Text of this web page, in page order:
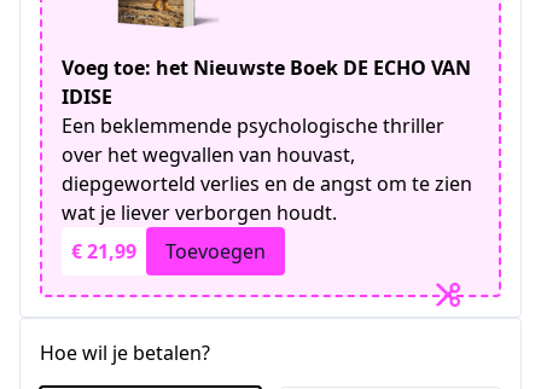
Voeg toe: het Nieuwste Boek DE ECHO VAN
IDISE
Een beklemmende psychologische thriller
over het wegvallen van houvast,
diepgeworteld verlies en de angst om te zien
wat je liever verborgen houdt.
€ 21,99
Toevoegen
Hoe wil je betalen?